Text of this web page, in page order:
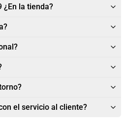
¿En la tienda?
el servicio al cliente?